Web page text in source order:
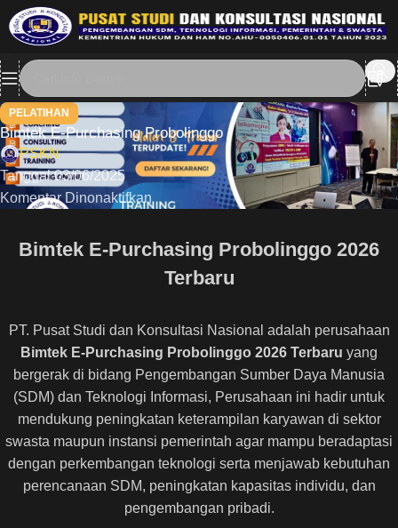
PELATIHAN
Bimtek E-Purchasing Probolinggo
PSKN
Tanggal 03/06/2025
Komentar Dinonaktifkan
Bimtek E-Purchasing Probolinggo 2026
Terbaru
PT. Pusat Studi dan Konsultasi Nasional adalah perusahaan
Bimtek E-Purchasing Probolinggo 2026 Terbaru yang
bergerak di bidang Pengembangan Sumber Daya Manusia
(SDM) dan Teknologi Informasi, Perusahaan ini hadir untuk
mendukung peningkatan keterampilan karyawan di sektor
swasta maupun instansi pemerintah agar mampu beradaptasi
dengan perkembangan teknologi serta menjawab kebutuhan
perencanaan SDM, peningkatan kapasitas individu, dan
pengembangan pribadi.